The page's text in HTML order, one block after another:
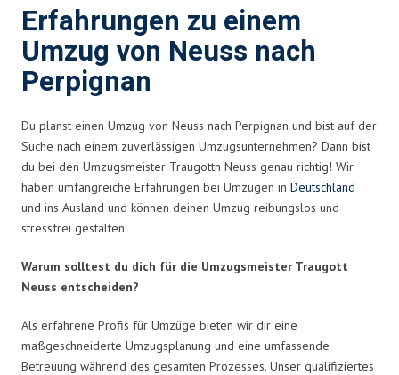
Erfahrungen zu einem
Umzug von Neuss nach
Perpignan
Du planst einen Umzug von Neuss nach Perpignan und bist auf der
Suche nach einem zuverlässigen Umzugsunternehmen? Dann bist
du bei den Umzugsmeister Traugottn Neuss genau richtig! Wir
haben umfangreiche Erfahrungen bei Umzügen in Deutschland
und ins Ausland und können deinen Umzug reibungslos und
stressfrei gestalten.
Warum solltest du dich für die Umzugsmeister Traugott
Neuss entscheiden?
Als erfahrene Profis für Umzüge bieten wir dir eine
maßgeschneiderte Umzugsplanung und eine umfassende
Betreuung während des gesamten Prozesses. Unser qualifiziertes